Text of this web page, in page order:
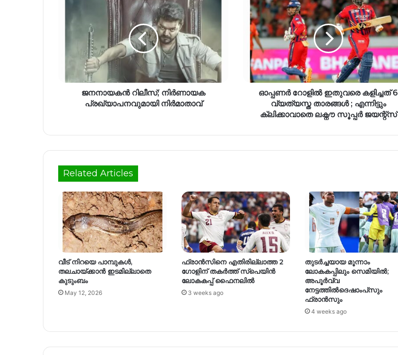
ജനനായകന്‍ റിലീസ്; നിര്‍ണായക
പ്രഖ്യാപനവുമായി നിര്‍മാതാവ്
ഓപ്പണർ റോളിൽ ഇതുവരെ കളിച്ചത് 6
വ്യത്യസ്ത താരങ്ങൾ ; എന്നിട്ടും
ക്ലിക്കാവാതെ ലക്നൗ സൂപ്പർ ജയന്റ്സ്
Related Articles
വീട് നിറയെ പാമ്പുകൾ,
തലചായ്ക്കാൻ ഇടമില്ലാതെ
കുടുംബം
May 12, 2026
ഫ്രാൻസിനെ എതിരില്ലാത്ത 2
ഗോളിന് തകർത്ത് സ്പെയിൻ
ലോകകപ്പ് ഫൈനലിൽ
3 weeks ago
തുടർച്ചയായ മൂന്നാം
ലോകകപ്പിലും സെമിയിൽ;
അപൂർവ്വ
നേട്ടത്തിൽദെഷാംപ്‌സും
ഫ്രാൻസും
4 weeks ago